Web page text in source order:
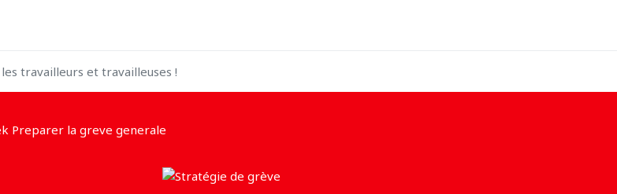
travailleurs et travailleuses !